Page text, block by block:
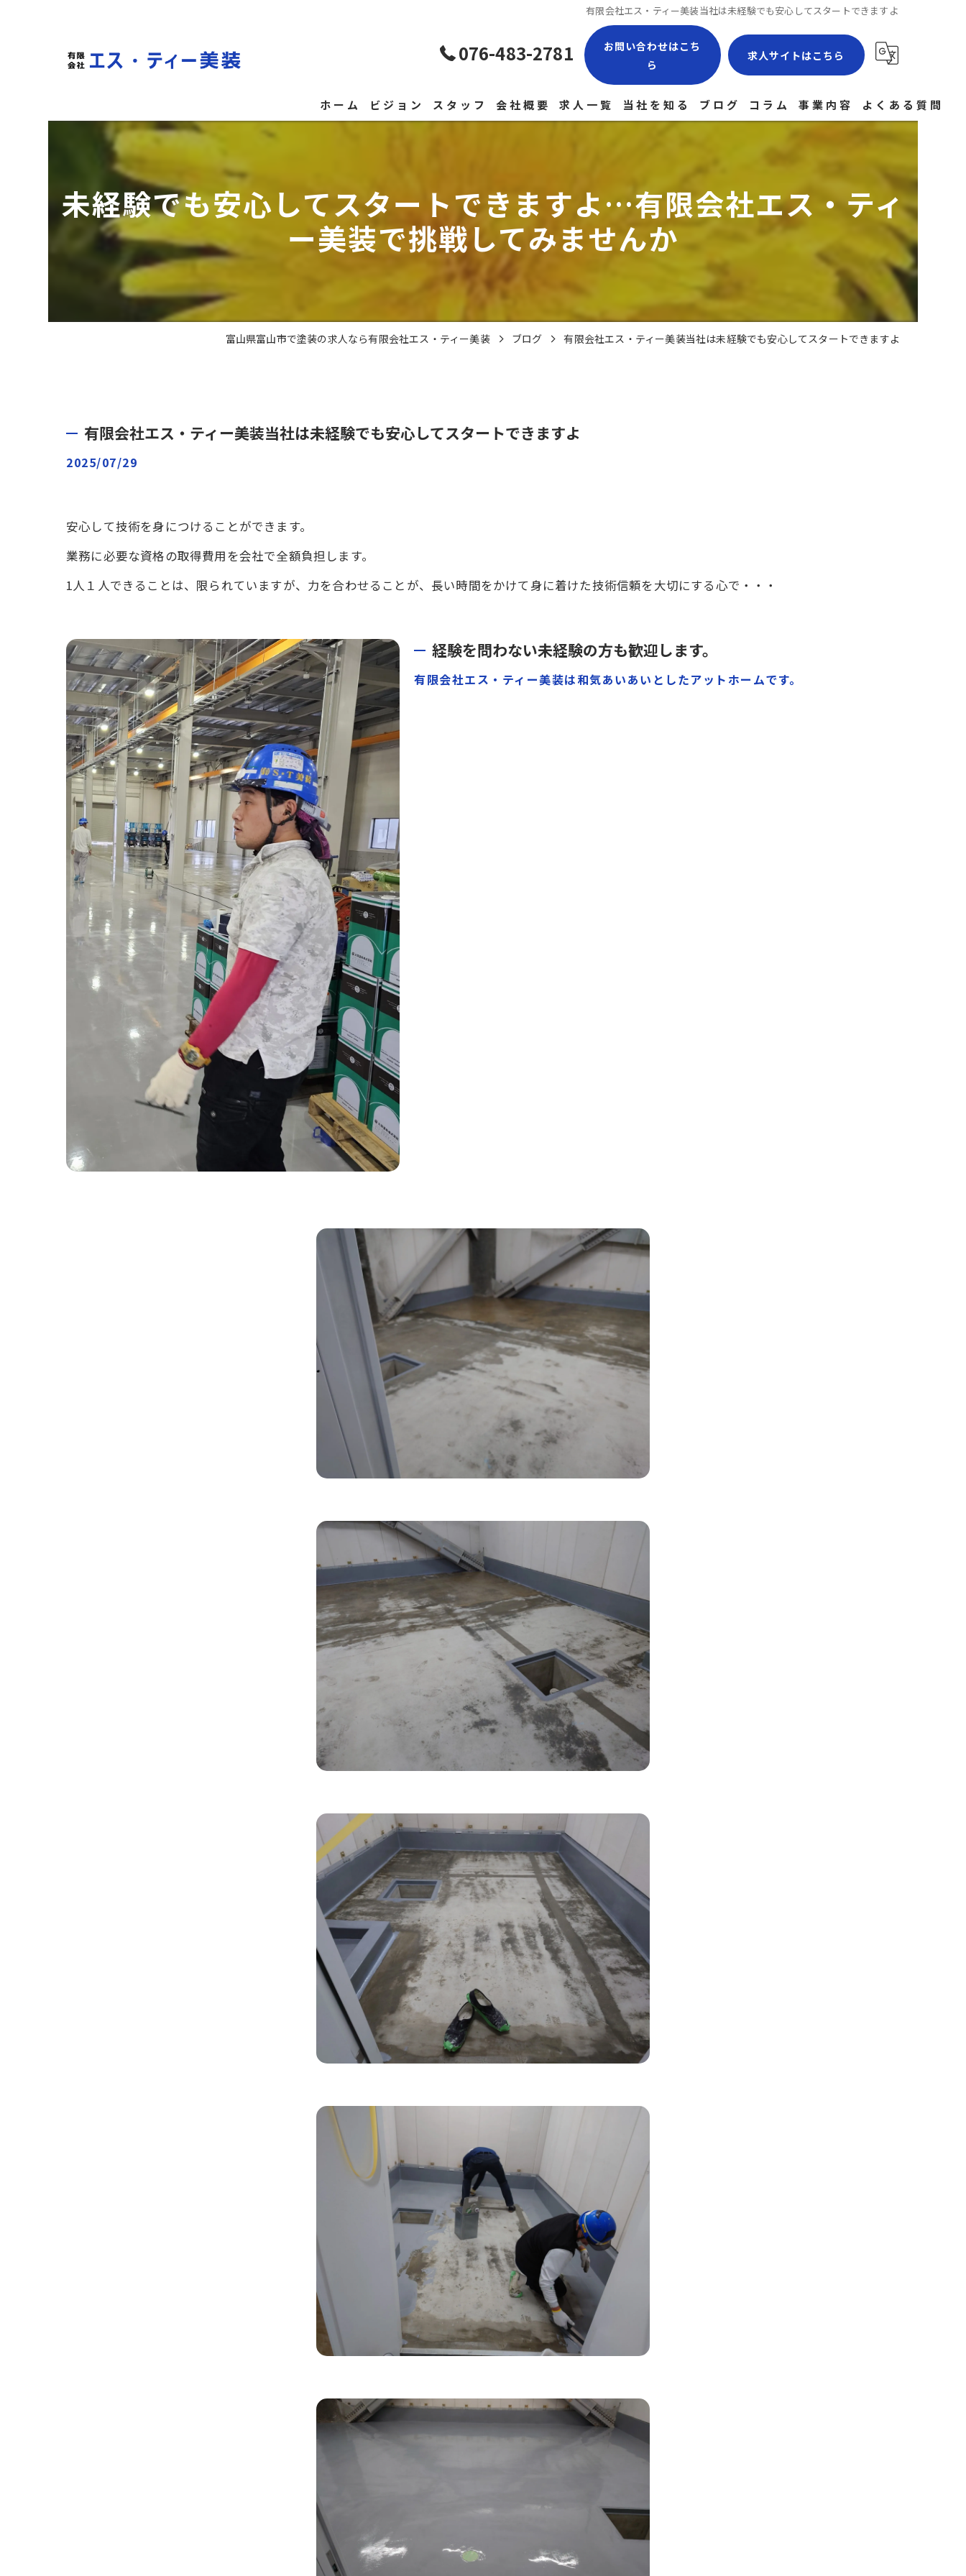
有限会社エス・ティー美装当社は未経験でも安心してスタートできますよ
076-483-2781
お問い合わせはこち
ら
求人サイトはこちら
ホーム ビジョン スタッフ 会社概要 求人一覧 当社を知る
正社員
未経験
ブログ コラム 事業内容 よくある質問
未経験でも安心してスタートできますよ…有限会社エス・ティ
ー美装で挑戦してみませんか
富山県富山市で塗装の求人なら有限会社エス・ティー美装 ブログ 有限会社エス・ティー美装当社は未経験でも安心してスタートできますよ
有限会社エス・ティー美装当社は未経験でも安心してスタートできますよ
2025/07/29
安心して技術を身につけることができます。
業務に必要な資格の取得費用を会社で全額負担します。
1人１人できることは、限られていますが、力を合わせることが、長い時間をかけて身に着けた技術信頼を大切にする心で・・・
経験を問わない未経験の方も歓迎します。
有限会社エス・ティー美装は和気あいあいとしたアットホームです。